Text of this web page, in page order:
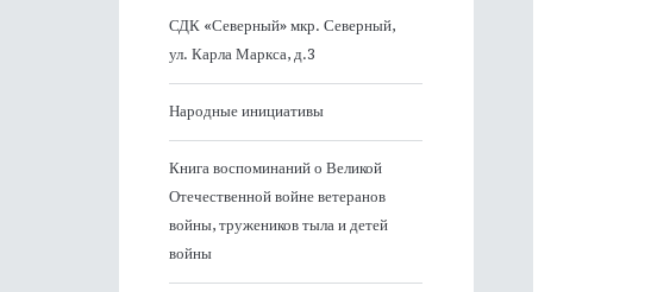
СДК «Северный» мкр. Северный,
ул. Карла Маркса, д.3
Народные инициативы
Книга воспоминаний о Великой
Отечественной войне ветеранов
войны, тружеников тыла и детей
войны